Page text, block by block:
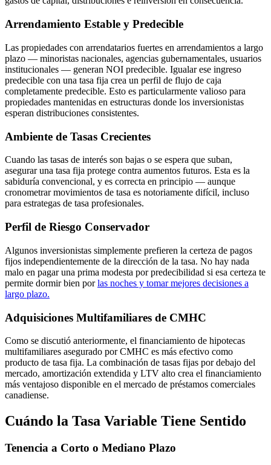
Arrendamiento Estable y Predecible
Las propiedades con arrendatarios fuertes en arrendamientos a largo
plazo — minoristas nacionales, agencias gubernamentales, usuarios
institucionales — generan NOI predecible. Igualar ese ingreso
predecible con una tasa fija crea un perfil de flujo de caja
completamente predecible. Esto es particularmente valioso para
propiedades mantenidas en estructuras donde los inversionistas
esperan distribuciones consistentes.
Ambiente de Tasas Crecientes
Cuando las tasas de interés son bajas o se espera que suban,
asegurar una tasa fija protege contra aumentos futuros. Esta es la
sabiduría convencional, y es correcta en principio — aunque
cronometrar movimientos de tasa es notoriamente difícil, incluso
para estrategas de tasa profesionales.
Perfil de Riesgo Conservador
Algunos inversionistas simplemente prefieren la certeza de pagos
fijos independientemente de la dirección de la tasa. No hay nada
malo en pagar una prima modesta por predecibilidad si esa certeza te
permite dormir bien porlas noches y tomar mejores decisiones a
largo plazo.
Adquisiciones Multifamiliares de CMHC
Como se discutió anteriormente, el financiamiento de hipotecas
multifamiliares asegurado por CMHC es más efectivo como
producto de tasa fija. La combinación de tasas fijas por debajo del
mercado, amortización extendida y LTV alto crea el financiamiento
más ventajoso disponible en el mercado de préstamos comerciales
canadiense.
Cuándo la Tasa Variable Tiene Sentido
Tenencia a Corto o Mediano Plazo